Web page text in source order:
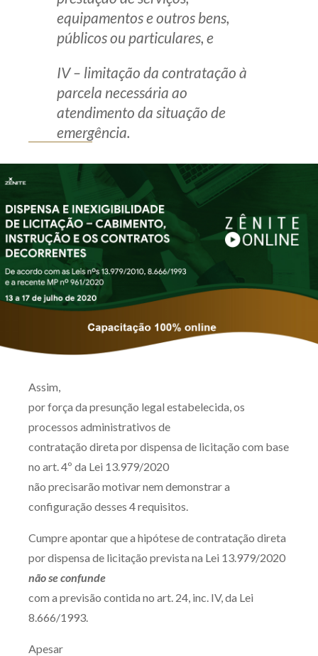
equipamentos e outros bens,
públicos ou particulares, e
IV – limitação da contratação à
parcela necessária ao
atendimento da situação de
emergência.
Assim,
por força da presunção legal estabelecida, os
processos administrativos de
contratação direta por dispensa de licitação com base
no art. 4º da Lei 13.979/2020
não precisarão motivar nem demonstrar a
configuração desses 4 requisitos.
Cumpre apontar que a hipótese de contratação direta
por dispensa de licitação prevista na Lei 13.979/2020
não se confunde
com a previsão contida no art. 24, inc. IV, da Lei
8.666/1993.
Apesar